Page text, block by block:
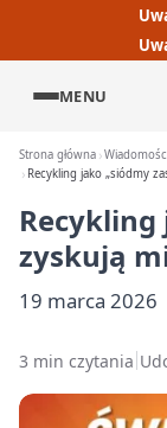
MENU
Strona główna
Recykling jako „siódmy
Recykling
zyskują
19 marca 2026
3 min czytania